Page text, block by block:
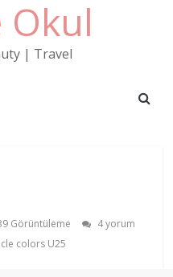
Okul
| Travel
Görüntüleme
4 yorum
colors U25